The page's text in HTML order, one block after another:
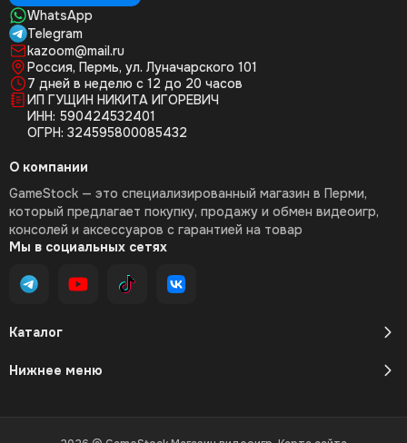
WhatsApp
Telegram
kazoom@mail.ru
Россия, Пермь, ул. Луначарского 101
7 дней в неделю с 12 до 20 часов
ИП ГУЩИН НИКИТА ИГОРЕВИЧ
ИНН: 590424532401
ОГРН: 324595800085432
Каталог
Нижнее меню
О компании
GameStock — это специализированный магазин в Перми,
который предлагает покупку, продажу и обмен видеоигр,
консолей и аксессуаров с гарантией на товар
Мы в социальных сетях